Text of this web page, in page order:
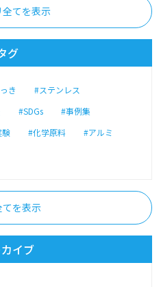
全てを表示
グ
き
#ステンレス
#SDGs
#事例集
験 #化学原料
#アルミ
てを表示
イブ